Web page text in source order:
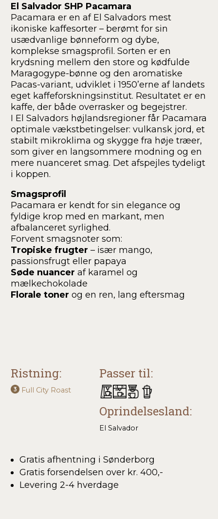
El Salvador SHP Pacamara
Pacamara er en af El Salvadors mest
ikoniske kaffesorter – berømt for sin
usædvanlige bønneform og dybe,
komplekse smagsprofil. Sorten er en
krydsning mellem den store og kødfulde
Maragogype-bønne og den aromatiske
Pacas-variant, udviklet i 1950’erne af landets
eget kaffe­forskningsinstitut. Resultatet er en
kaffe, der både overrasker og begejstrer.
I El Salvadors højlandsregioner får Pacamara
optimale vækstbetingelser: vulkansk jord, et
stabilt mikroklima og skygge fra høje træer,
som giver en langsommere modning og en
mere nuanceret smag. Det afspejles tydeligt
i koppen.
Smagsprofil
Pacamara er kendt for sin elegance og
fyldige krop med en markant, men
afbalanceret syrlighed.
Forvent smagsnoter som:
Tropiske frugter – især mango,
passionsfrugt eller papaya
Søde nuancer af karamel og
mælkechokolade
Florale toner og en ren, lang eftersmag
Ristning:
Full City Roast
Passer til:
Oprindelsesland:
El Salvador
Gratis afhentning i Sønderborg
Gratis forsendelsen over kr. 400,-
Levering 2-4 hverdage